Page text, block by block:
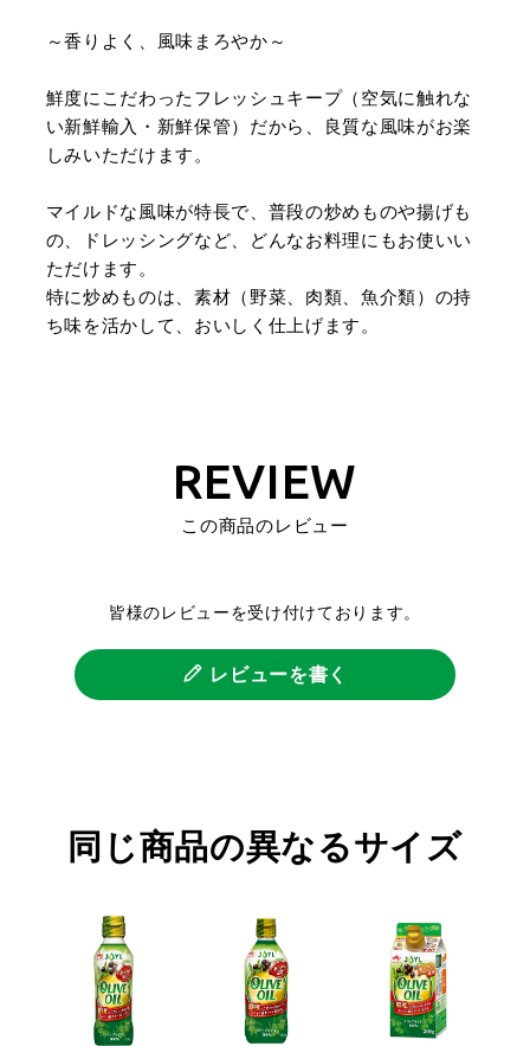
～香りよく、風味まろやか～
鮮度にこだわったフレッシュキープ（空気に触れな
い新鮮輸入・新鮮保管）だから、良質な風味がお楽
しみいただけます。
マイルドな風味が特長で、普段の炒めものや揚げも
の、ドレッシングなど、どんなお料理にもお使いい
ただけます。
特に炒めものは、素材（野菜、肉類、魚介類）の持
ち味を活かして、おいしく仕上げます。
REVIEW
この商品のレビュー
皆様のレビューを受け付けております。
レビューを書く
同じ商品の異なるサイズ